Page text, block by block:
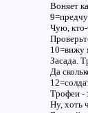
Воняет
Чую, кто-
10=вижу
Засада.
Да
Трофеи -
Ну, хоть